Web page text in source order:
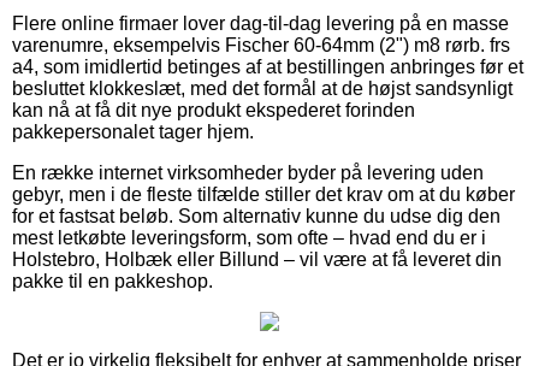
Flere online firmaer lover dag-til-dag levering på en masse
varenumre, eksempelvis Fischer 60-64mm (2") m8 rørb. frs
a4, som imidlertid betinges af at bestillingen anbringes før et
besluttet klokkeslæt, med det formål at de højst sandsynligt
kan nå at få dit nye produkt ekspederet forinden
pakkepersonalet tager hjem.
En række internet virksomheder byder på levering uden
gebyr, men i de fleste tilfælde stiller det krav om at du køber
for et fastsat beløb. Som alternativ kunne du udse dig den
mest letkøbte leveringsform, som ofte – hvad end du er i
Holstebro, Holbæk eller Billund – vil være at få leveret din
pakke til en pakkeshop.
Det er jo virkelig fleksibelt for enhver at sammenholde priser